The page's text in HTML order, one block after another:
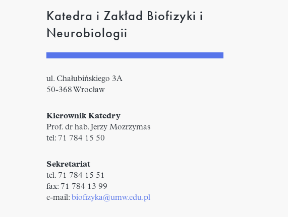
Katedra i Zakład Biofizyki i
Neurobiologii
ul. Chałubińskiego 3A
50-368 Wrocław
Kierownik Katedry
Prof. dr hab. Jerzy Mozrzymas
tel: 71 784 15 50
Sekretariat
tel. 71 784 15 51
fax: 71 784 13 99
e-mail: biofizyka@umw.edu.pl